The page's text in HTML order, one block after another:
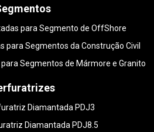
para Segmento de OffShore
para Segmentos da Construção Civil
Segmentos de Mármore e Granito
Diamantada PDJ3
Diamantada PDJ8.5